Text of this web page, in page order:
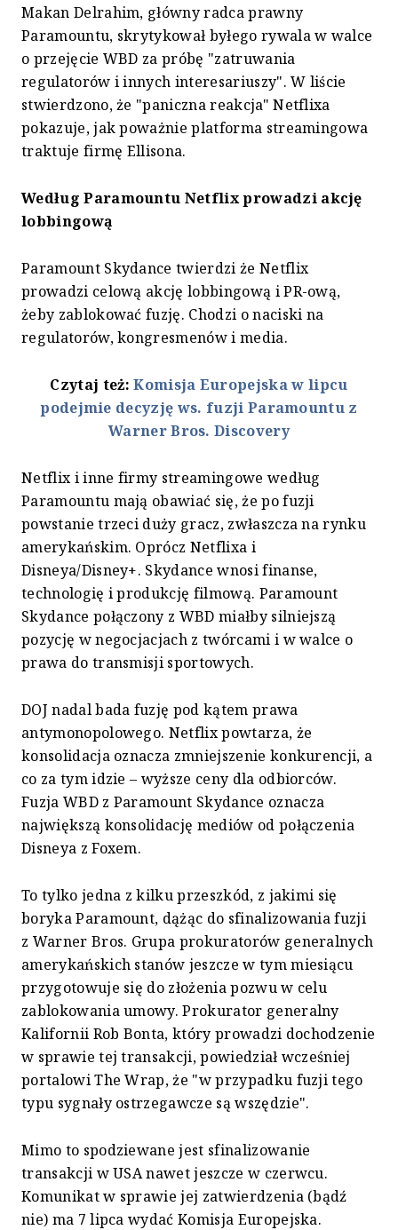
Makan Delrahim, główny radca prawny
Paramountu, skrytykował byłego rywala w walce
o przejęcie WBD za próbę "zatruwania
regulatorów i innych interesariuszy". W liście
stwierdzono, że "paniczna reakcja" Netflixa
pokazuje, jak poważnie platforma streamingowa
traktuje firmę Ellisona.
Według Paramountu Netflix prowadzi akcję
lobbingową
Paramount Skydance twierdzi że Netflix
prowadzi celową akcję lobbingową i PR-ową,
żeby zablokować fuzję. Chodzi o naciski na
regulatorów, kongresmenów i media.
Czytaj też:Komisja Europejska w lipcu
podejmie decyzję ws. fuzji Paramountu z
Warner Bros. Discovery
Netflix i inne firmy streamingowe według
Paramountu mają obawiać się, że po fuzji
powstanie trzeci duży gracz, zwłaszcza na rynku
amerykańskim. Oprócz Netflixa i
Disneya/Disney+. Skydance wnosi finanse,
technologię i produkcję filmową. Paramount
Skydance połączony z WBD miałby silniejszą
pozycję w negocjacjach z twórcami i w walce o
prawa do transmisji sportowych.
DOJ nadal bada fuzję pod kątem prawa
antymonopolowego. Netflix powtarza, że
konsolidacja oznacza zmniejszenie konkurencji, a
co za tym idzie – wyższe ceny dla odbiorców.
Fuzja WBD z Paramount Skydance oznacza
największą konsolidację mediów od połączenia
Disneya z Foxem.
To tylko jedna z kilku przeszkód, z jakimi się
boryka Paramount, dążąc do sfinalizowania fuzji
z Warner Bros. Grupa prokuratorów generalnych
amerykańskich stanów jeszcze w tym miesiącu
przygotowuje się do złożenia pozwu w celu
zablokowania umowy. Prokurator generalny
Kalifornii Rob Bonta, który prowadzi dochodzenie
w sprawie tej transakcji, powiedział wcześniej
portalowi The Wrap, że "w przypadku fuzji tego
typu sygnały ostrzegawcze są wszędzie".
Mimo to spodziewane jest sfinalizowanie
transakcji w USA nawet jeszcze w czerwcu.
Komunikat w sprawie jej zatwierdzenia (bądź
nie) ma 7 lipca wydać Komisja Europejska.